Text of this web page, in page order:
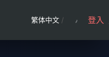
繁体中文 / 登入